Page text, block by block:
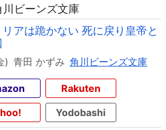
ビーンズ文庫
アは跪かない 死に戻り皇帝と
) 青田 かずみ 角川ビーンズ文庫
Rakuten
Yodobashi